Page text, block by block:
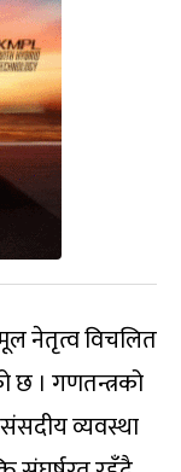
नेतृत्व विचलित
छ । गणतन्त्रको
व्यवस्था